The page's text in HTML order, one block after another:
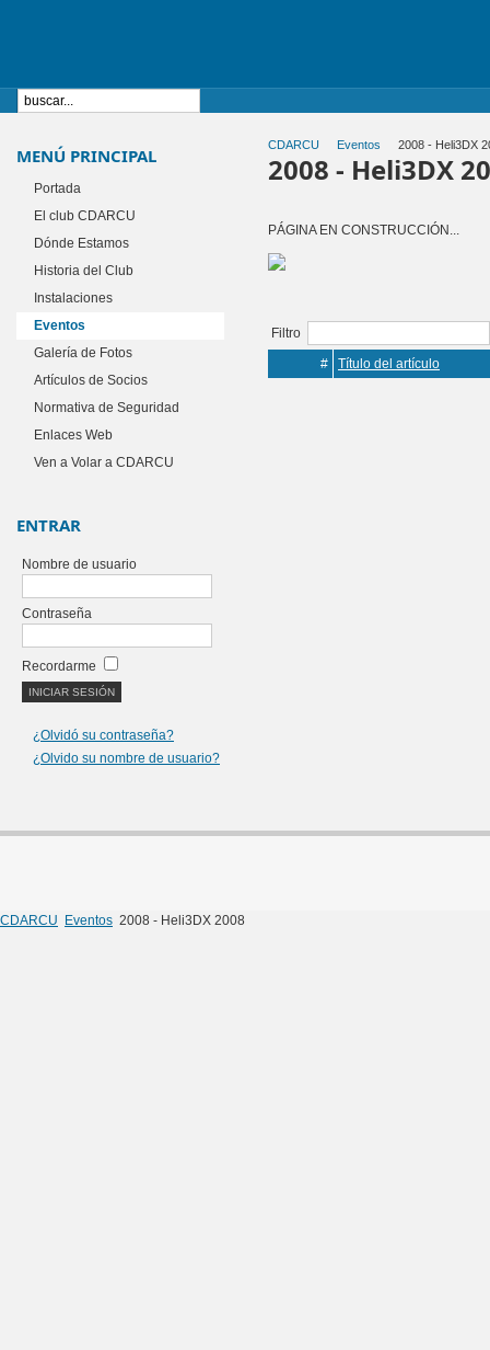
CDARCU Eventos 2008 - Heli3DX
2008 - Heli3DX
PÁGINA EN CONSTRUCCIÓN...
Filtro
#
Título del artículo
MENÚ PRINCIPAL
Portada
El club CDARCU
Dónde Estamos
Historia del Club
Instalaciones
Eventos
Galería de Fotos
Artículos de Socios
Normativa de Seguridad
Enlaces Web
Ven a Volar a CDARCU
ENTRAR
Nombre de usuario
Contraseña
Recordarme
¿Olvidó su contraseña?
¿Olvido su nombre de usuario?
CDARCU Eventos 2008 - Heli3DX 2008